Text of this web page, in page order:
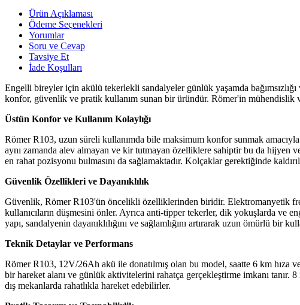
Ürün Açıklaması
Ödeme Seçenekleri
Yorumlar
Soru ve Cevap
Tavsiye Et
İade Koşulları
Engelli bireyler için akülü tekerlekli sandalyeler günlük yaşamda
konfor, güvenlik ve pratik kullanım sunan bir üründür. Römer'in mühendislik
Üstün Konfor ve Kullanım Kolaylığı
Römer R103, uzun süreli kullanımda bile maksimum konfor sunmak
aynı zamanda alev almayan ve kir tutmayan özelliklere sahiptir bu da hijyen
en rahat pozisyonu bulmasını da sağlamaktadır. Kolçaklar gerektiğinde
Güvenlik Özellikleri ve Dayanıklılık
Güvenlik, Römer R103'ün öncelikli özelliklerinden biridir. Elektromanyetik
kullanıcıların düşmesini önler. Ayrıca anti-tipper tekerler, dik yokuşlarda ve
yapı, sandalyenin dayanıklılığını ve sağlamlığını artırarak uzun ömürlü bir
Teknik Detaylar ve Performans
Römer R103, 12V/26Ah akü ile donatılmış olan bu model, saatte 6 km hıza
bir hareket alanı ve günlük aktivitelerini rahatça gerçekleştirme imkanı
dış mekanlarda rahatlıkla hareket edebilirler.